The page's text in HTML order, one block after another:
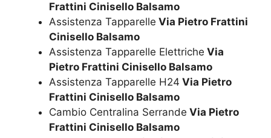
Frattini Cinisello Balsamo
Assistenza Tapparelle Via Pietro Frattini
Cinisello Balsamo
Assistenza Tapparelle Elettriche Via
Pietro Frattini Cinisello Balsamo
Assistenza Tapparelle H24 Via Pietro
Frattini Cinisello Balsamo
Cambio Centralina Serrande Via Pietro
Frattini Cinisello Balsamo